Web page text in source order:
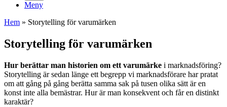
Meny
Hem » Storytelling för varumärken
Storytelling för varumärken
Hur berättar man historien om ett varumärke i marknadsföring?
Storytelling är sedan länge ett begrepp vi marknadsförare har pratat
om att gång på gång berätta samma sak på tusen olika sätt är en
konst inte alla bemästrar. Hur är man konsekvent och får en distinkt
karaktär?